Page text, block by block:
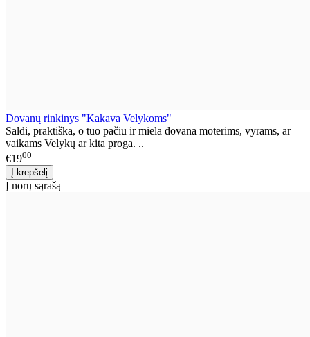
Dovanų rinkinys "Kakava Velykoms"
Saldi, praktiška, o tuo pačiu ir miela dovana moterims, vyrams, ar
vaikams Velykų ar kita proga. ..
€1900
Į norų sąrašą